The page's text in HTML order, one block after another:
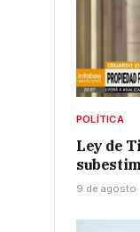
POLÍTICA
Ley de
9 de agosto